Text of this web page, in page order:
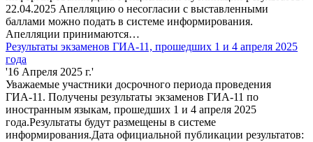
22.04.2025 Апелляцию о несогласии с выставленными
баллами можно подать в системе информирования.
Апелляции принимаются…
Результаты экзаменов ГИА-11, прошедших 1 и 4 апреля 2025
года
'16 Апреля 2025 г.'
Уважаемые участники досрочного периода проведения
ГИА-11. Получены результаты экзаменов ГИА-11 по
иностранным языкам, прошедших 1 и 4 апреля 2025
года.Результаты будут размещены в системе
информирования.Дата официальной публикации результатов: